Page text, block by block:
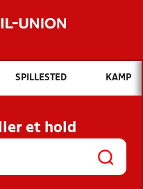
Hvad vil du søge efter?
OG NYHEDER
KLUBBER OG
SPILLESTED KAMP
et hold